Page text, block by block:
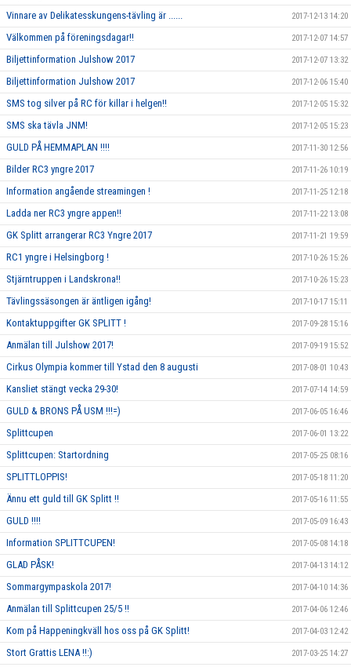
Vinnare av Delikatesskungens-tävling är ...... 2017-12-13 14:20
Välkommen på föreningsdagar!! 2017-12-07 14:57
Biljettinformation Julshow 2017 2017-12-07 13:32
Biljettinformation Julshow 2017 2017-12-06 15:40
SMS tog silver på RC för killar i helgen!! 2017-12-05 15:32
SMS ska tävla JNM! 2017-12-05 15:23
GULD PÅ HEMMAPLAN !!!! 2017-11-30 12:56
Bilder RC3 yngre 2017 2017-11-26 10:19
Information angående streamingen ! 2017-11-25 12:18
Ladda ner RC3 yngre appen!! 2017-11-22 13:08
GK Splitt arrangerar RC3 Yngre 2017 2017-11-21 19:59
RC1 yngre i Helsingborg ! 2017-10-26 15:26
Stjärntruppen i Landskrona!! 2017-10-26 15:23
Tävlingssäsongen är äntligen igång! 2017-10-17 15:11
Kontaktuppgifter GK SPLITT ! 2017-09-28 15:16
Anmälan till Julshow 2017! 2017-09-19 15:52
Cirkus Olympia kommer till Ystad den 8 augusti 2017-08-01 10:43
Kansliet stängt vecka 29-30! 2017-07-14 14:59
GULD & BRONS PÅ USM !!!=) 2017-06-05 16:46
Splittcupen 2017-06-01 13:22
Splittcupen: Startordning 2017-05-25 08:16
SPLITTLOPPIS! 2017-05-18 11:20
Ännu ett guld till GK Splitt !! 2017-05-16 11:55
GULD !!!! 2017-05-09 16:43
Information SPLITTCUPEN! 2017-05-08 14:18
GLAD PÅSK! 2017-04-13 14:12
Sommargympaskola 2017! 2017-04-10 14:36
Anmälan till Splittcupen 25/5 !! 2017-04-06 12:46
Kom på Happeningkväll hos oss på GK Splitt! 2017-04-03 12:42
Stort Grattis LENA !!:) 2017-03-25 14:27